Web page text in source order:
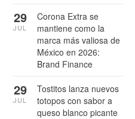
Corona Extra se
mantiene como la
marca más valiosa de
México en 2026:
Brand Finance
29
JUL
Tostitos lanza nuevos
totopos con sabor a
queso blanco picante
29
JUL